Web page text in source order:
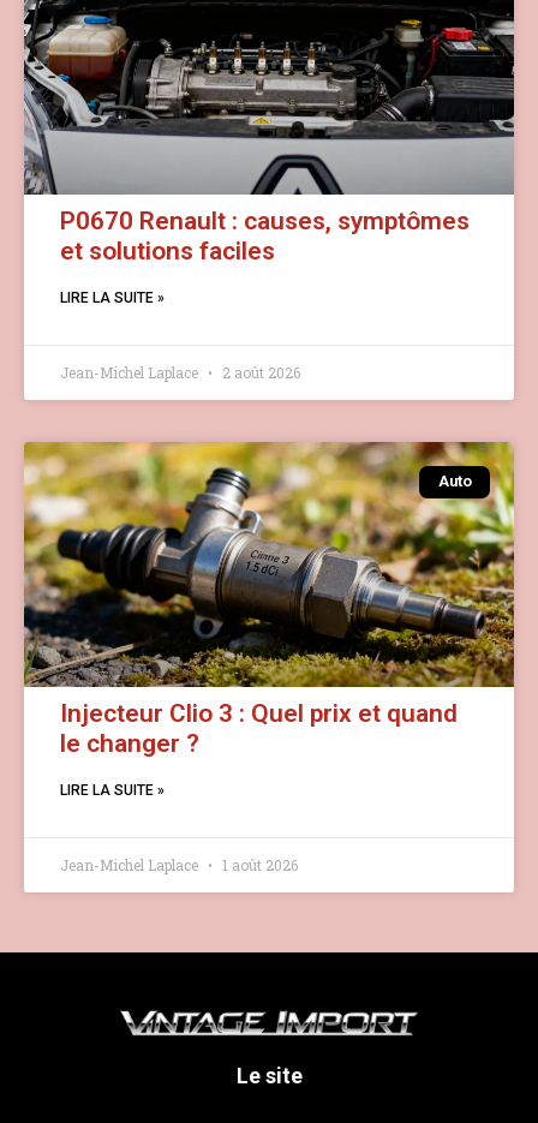
P0670 Renault : causes, symptômes
et solutions faciles
LIRE LA SUITE »
Jean-Michel Laplace 2 août 2026
Auto
Injecteur Clio 3 : Quel prix et quand
le changer ?
LIRE LA SUITE »
Jean-Michel Laplace 1 août 2026
Le site